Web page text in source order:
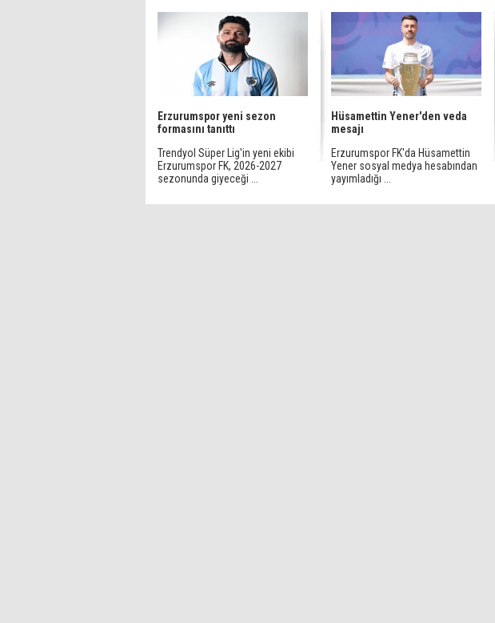
Erzurumspor yeni sezon
formasını tanıttı
Trendyol Süper Lig'in yeni ekibi
Erzurumspor FK, 2026-2027
sezonunda giyeceği ...
Hüsamettin Yener'den veda
mesajı
Erzurumspor FK'da Hüsamettin
Yener sosyal medya hesabından
yayımladığı ...